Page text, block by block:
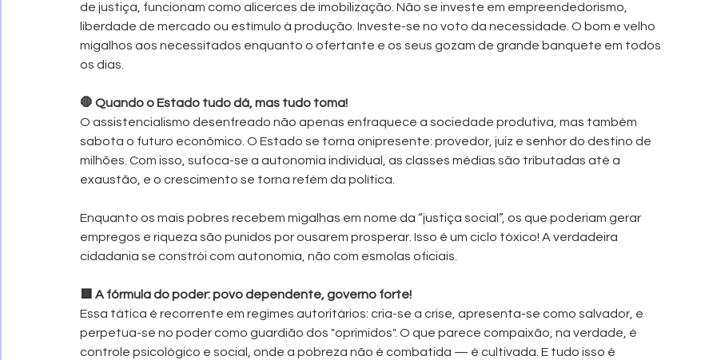
de justiça, funcionam como alicerces de imobilização. Não se investe em empreendedorismo,
liberdade de mercado ou estímulo à produção. Investe-se no voto da necessidade. O bom e velho
migalhos aos necessitados enquanto o ofertante e os seus gozam de grande banquete em todos
os dias.
🛑 Quando o Estado tudo dá, mas tudo toma!
O assistencialismo desenfreado não apenas enfraquece a sociedade produtiva, mas também
sabota o futuro econômico. O Estado se torna onipresente: provedor, juiz e senhor do destino de
milhões. Com isso, sufoca-se a autonomia individual, as classes médias são tributadas até a
exaustão, e o crescimento se torna refém da política.
Enquanto os mais pobres recebem migalhas em nome da “justiça social”, os que poderiam gerar
empregos e riqueza são punidos por ousarem prosperar. Isso é um ciclo tóxico! A verdadeira
cidadania se constrói com autonomia, não com esmolas oficiais.
🟥 A fórmula do poder: povo dependente, governo forte!
Essa tática é recorrente em regimes autoritários: cria-se a crise, apresenta-se como salvador, e
perpetua-se no poder como guardião dos "oprimidos". O que parece compaixão, na verdade, é
controle psicológico e social, onde a pobreza não é combatida — é cultivada. E tudo isso é